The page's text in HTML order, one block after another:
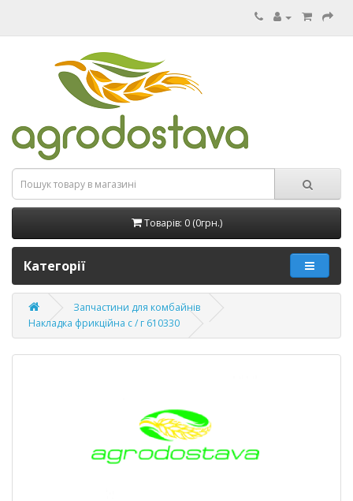
Товарів: 0 (0грн.)
Категорії
Запчастини для комбайнів
Накладка фрикційна с / г 610330